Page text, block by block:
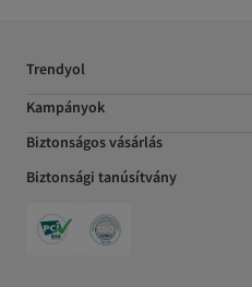
Trendyol
Kampányok
Biztonságos vásárlás
Biztonsági tanúsítvány